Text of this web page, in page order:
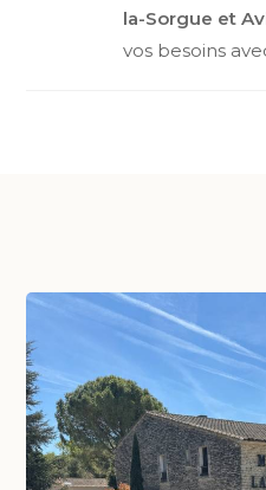
la-Sorgue et
vos besoins